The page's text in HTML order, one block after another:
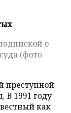
о
(фото
преступной
В 1991 году
как